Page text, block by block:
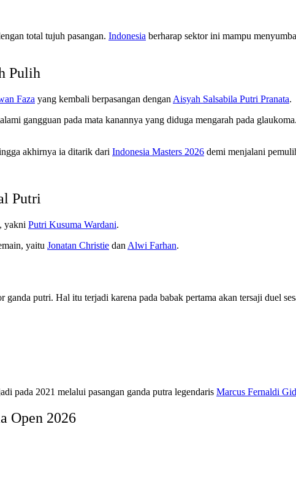
total tujuh pasangan. Indonesia berharap sektor ini mampu
Pulih
Faza yang kembali berpasangan dengan Aisyah Salsabila Putri Pranata.
gangguan pada mata kanannya yang diduga mengarah pada
akhirnya ia ditarik dari Indonesia Masters 2026 demi menjalani
Putri
yakni Putri Kusuma Wardani.
yaitu Jonatan Christie dan Alwi Farhan.
putri. Hal itu terjadi karena pada babak pertama akan tersaji duel
pada 2021 melalui pasangan ganda putra legendaris Marcus Fernaldi
Open 2026